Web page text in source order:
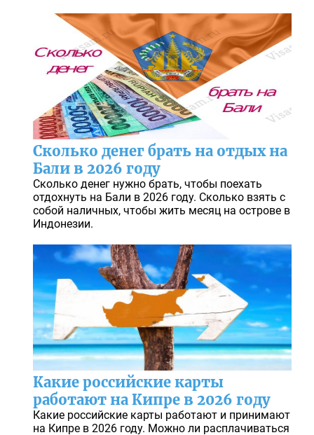
Сколько денег брать на отдых на
Бали в 2026 году
Сколько денег нужно брать, чтобы поехать
отдохнуть на Бали в 2026 году. Сколько взять с
собой наличных, чтобы жить месяц на острове в
Индонезии.
Какие российские карты
работают на Кипре в 2026 году
Какие российские карты работают и принимают
на Кипре в 2026 году. Можно ли расплачиваться